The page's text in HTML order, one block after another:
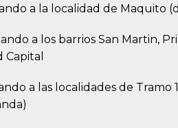
a la localidad de Maquito
a los barrios San Martin,
a las localidades de Tramo